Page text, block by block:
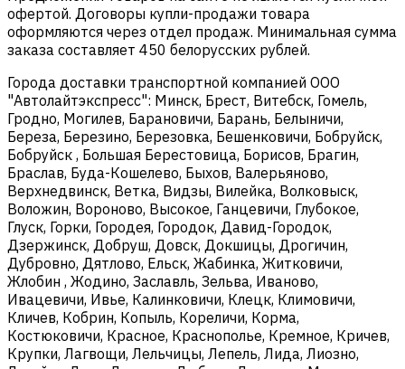
офертой. Договоры купли-продажи товара
оформляются через отдел продаж. Минимальная сумма
заказа составляет 450 белорусских рублей.
Города доставки транспортной компанией ООО
"Автолайтэкспресс": Минск, Брест, Витебск, Гомель,
Гродно, Могилев, Барановичи, Барань, Белыничи,
Береза, Березино, Березовка, Бешенковичи, Бобруйск,
Бобруйск , Большая Берестовица, Борисов, Брагин,
Браслав, Буда-Кошелево, Быхов, Валерьяново,
Верхнедвинск, Ветка, Видзы, Вилейка, Волковыск,
Воложин, Вороново, Высокое, Ганцевичи, Глубокое,
Глуск, Горки, Городея, Городок, Давид-Городок,
Дзержинск, Добруш, Довск, Докшицы, Дрогичин,
Дубровно, Дятлово, Ельск, Жабинка, Житковичи,
Жлобин , Жодино, Заславль, Зельва, Иваново,
Ивацевичи, Ивье, Калинковичи, Клецк, Климовичи,
Кличев, Кобрин, Копыль, Кореличи, Корма,
Костюковичи, Красное, Краснополье, Кремное, Кричев,
Крупки, Лагвощи, Лельчицы, Лепель, Лида, Лиозно,